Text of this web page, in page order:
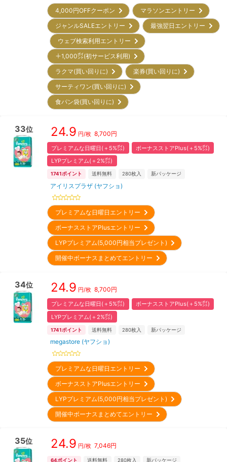
4,000円OFFクーポン
マラソンエントリー
ジャンルSALEエントリー
最強翌日エントリー
ウェブ検索利用エントリー
＋1,000㌽(初サービス利用)
ラクマ(買い回りに)
楽券(買い回りに)
サーティワン(買い回りに)
食パン袋(買い回りに)
33位 24.9 円/枚 8,700円
プレミアムな日曜日(＋5%㌽)
ボーナスストアPlus(＋5%㌽)
LYPプレミアム(＋2%㌽)
1741ポイント 送料無料 280枚入 新パッケージ
アイリスプラザ (ヤフショ)
プレミアムな日曜日エントリー
ボーナスストアPlusエントリー
LYPプレミアム(5,000円相当プレゼント)
開催中ボーナスまとめてエントリー
34位 24.9 円/枚 8,700円
プレミアムな日曜日(＋5%㌽)
ボーナスストアPlus(＋5%㌽)
LYPプレミアム(＋2%㌽)
1741ポイント 送料無料 280枚入 新パッケージ
megastore (ヤフショ)
プレミアムな日曜日エントリー
ボーナスストアPlusエントリー
LYPプレミアム(5,000円相当プレゼント)
開催中ボーナスまとめてエントリー
35位 24.9 円/枚 7,046円
64ポイント 送料無料 280枚入 新パッケージ